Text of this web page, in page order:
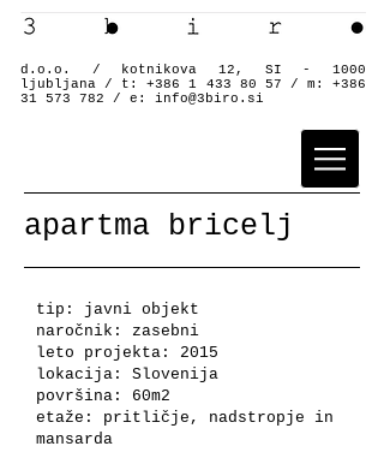
d.o.o. / kotnikova 12, SI - 1000
ljubljana / t:+386 1 433 80 57 / m:+386
31 573 782 / e: info@3biro.si
apartma bricelj
tip: javni objekt
naročnik: zasebni
leto projekta: 2015
lokacija: Slovenija
površina: 60m2
etaže: pritličje, nadstropje in
mansarda